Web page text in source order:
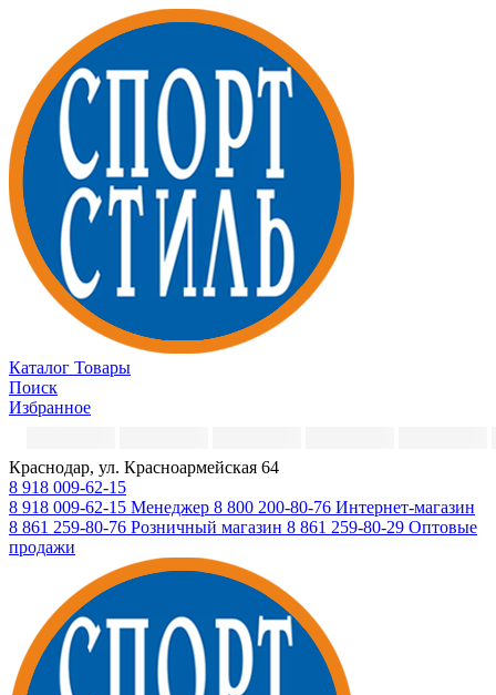
Каталог Товары
Поиск
Избранное
Краснодар, ул. Красноармейская 64
8 918 009-62-15
8 918 009-62-15 Менеджер 8 800 200-80-76 Интернет-магазин
8 861 259-80-76 Розничный магазин 8 861 259-80-29 Оптовые
продажи